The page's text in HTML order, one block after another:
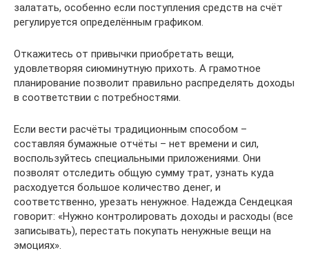
залатать, особенно если поступления средств на счёт
регулируется определённым графиком.
Откажитесь от привычки приобретать вещи,
удовлетворяя сиюминутную прихоть. А грамотное
планирование позволит правильно распределять доходы
в соответствии с потребностями.
Если вести расчёты традиционным способом –
составляя бумажные отчёты – нет времени и сил,
воспользуйтесь специальными приложениями. Они
позволят отследить общую сумму трат, узнать куда
расходуется большое количество денег, и
соответственно, урезать ненужное. Надежда Сендецкая
говорит: «Нужно контролировать доходы и расходы (все
записывать), перестать покупать ненужные вещи на
эмоциях».